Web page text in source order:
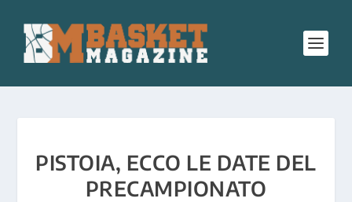
PISTOIA, ECCO LE DATE DEL
PRECAMPIONATO